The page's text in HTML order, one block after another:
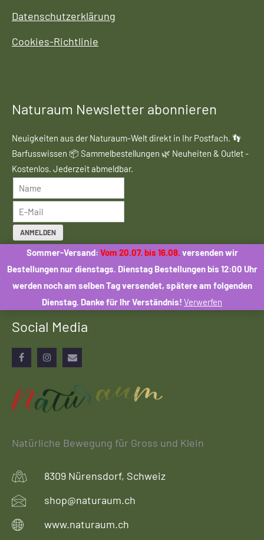
Sommer-Versand: Vom 20.07. bis 16.08. versenden wir
Bestellungen nur dienstags. Dienstag Bestellungen bis 12:00 Uhr
werden noch am selben Tag versendet, spätere am folgenden
Dienstag. Danke für Ihr Verständnis! Verwerfen
Datenschutzerklärung
Cookies-Richtlinie
Naturaum Newsletter abonnieren
Neuigkeiten aus der Naturaum-Welt direkt in Ihr Postfach. 👣
Barfusswissen 📦 Sammelbestellungen 🌿 Neuheiten & Outlet -
Kostenlos. Jederzeit abmeldbar.
ANMELDEN
Social Media
Natürliche Bewegung für Gross und Klein
8309 Nürensdorf, Schweiz
shop@naturaum.ch
www.naturaum.ch